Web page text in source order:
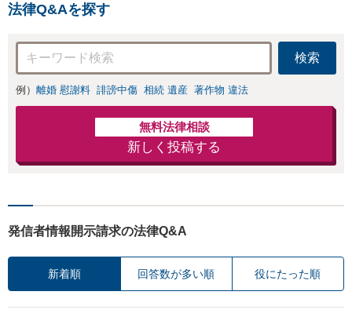
法律Q&Aを探す
検索
例） 離婚 慰謝料 誹謗中傷 相続 遺産 著作物 違法
無料法律相談
新しく投稿する
発信者情報開示請求の法律Q&A
新着順 回答数が多い順 役にたった順